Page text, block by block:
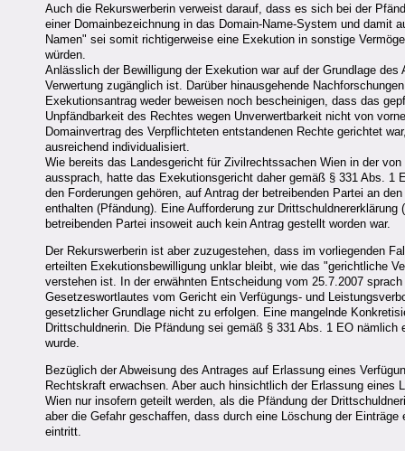
Auch die Rekurswerberin verweist darauf, dass es sich bei der
einer Domainbezeichnung in das Domain-Name-System und damit
Namen" sei somit richtigerweise eine Exekution in sonstige
würden.
Anlässlich der Bewilligung der Exekution war auf der Grundlage
Verwertung zugänglich ist. Darüber hinausgehende
Exekutionsantrag weder beweisen noch bescheinigen, dass das
Unpfändbarkeit des Rechtes wegen Unverwertbarkeit nicht von
Domainvertrag des Verpflichteten entstandenen Rechte gerichtet
ausreichend individualisiert.
Wie bereits das Landesgericht für Zivilrechtssachen Wien in der
aussprach, hatte das Exekutionsgericht daher gemäß § 331 Abs.
den Forderungen gehören, auf Antrag der betreibenden Partei an
enthalten (Pfändung). Eine Aufforderung zur
betreibenden Partei insoweit auch kein Antrag gestellt worden war.
Der Rekurswerberin ist aber zuzugestehen, dass im vorliegenden
erteilten Exekutionsbewilligung unklar bleibt, wie das "gerichtliche
verstehen ist. In der erwähnten Entscheidung vom 25.7.2007
Gesetzeswortlautes vom Gericht ein Verfügungs- und
gesetzlicher Grundlage nicht zu erfolgen. Eine mangelnde
Drittschuldnerin. Die Pfändung sei gemäß § 331 Abs. 1 EO
wurde.
Bezüglich der Abweisung des Antrages auf Erlassung eines
Rechtskraft erwachsen. Aber auch hinsichtlich der Erlassung
Wien nur insofern geteilt werden, als die Pfändung der
aber die Gefahr geschaffen, dass durch eine Löschung der
eintritt.